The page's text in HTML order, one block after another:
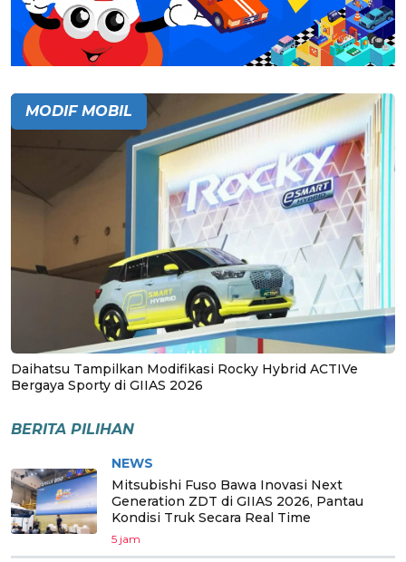
MODIF MOBIL
Daihatsu Tampilkan Modifikasi Rocky Hybrid ACTIVe
Bergaya Sporty di GIIAS 2026
BERITA PILIHAN
NEWS
Mitsubishi Fuso Bawa Inovasi Next
Generation ZDT di GIIAS 2026, Pantau
Kondisi Truk Secara Real Time
5 jam